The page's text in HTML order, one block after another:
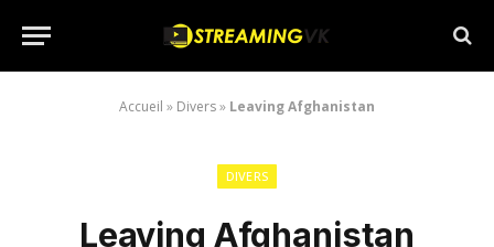
Accueil » Divers» Leaving Afghanistan
DIVERS
Leaving Afghanistan